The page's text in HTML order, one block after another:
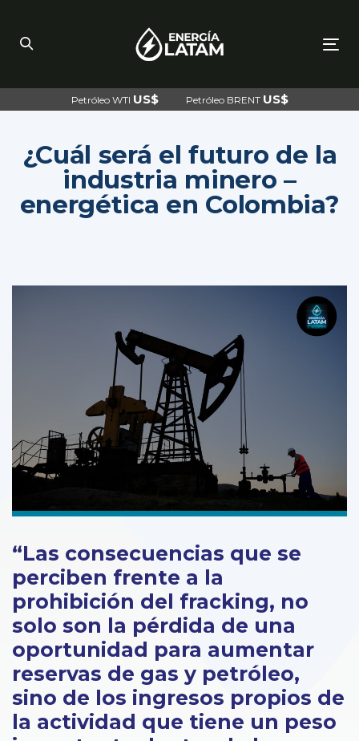
primary
navigation
content
Petróleo WTI US$ Petróleo BRENT US$
¿Cuál será el futuro de la
industria minero –
energética en Colombia?
“Las consecuencias que se
perciben frente a la
prohibición del fracking, no
solo son la pérdida de una
oportunidad para aumentar
reservas de gas y petróleo,
sino de los ingresos propios de
la actividad que tiene un peso